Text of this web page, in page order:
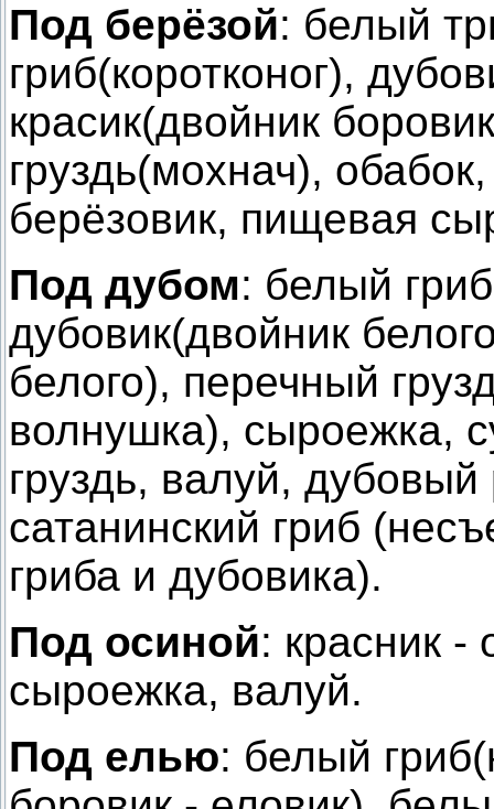
Под берёзой: белый
гриб(коротконог),
красик(двойник
груздь(мохнач),
берёзовик, пищевая
Под дубом: белый
дубовик(двойник
белого), перечный
волнушка), сыроежка,
груздь, валуй,
сатанинский гриб
гриба и дубовика).
Под осиной: красник -
сыроежка, валуй.
Под елью: белый